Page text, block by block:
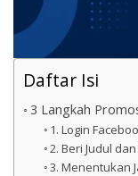
Daftar Isi
3 Langkah
1. Login
2. Beri Judul
3. Menentukan